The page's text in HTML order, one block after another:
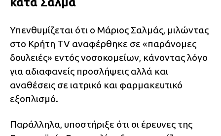
Υπενθυμίζεται ότι ο Μάριος Σαλμάς, μιλώντας
στο Κρήτη TV αναφέρθηκε σε «παράνομες
δουλειές» εντός νοσοκομείων, κάνοντας λόγο
για αδιαφανείς προσλήψεις αλλά και
αναθέσεις σε ιατρικό και φαρμακευτικό
εξοπλισμό.
Παράλληλα, υποστήριξε ότι οι έρευνες της